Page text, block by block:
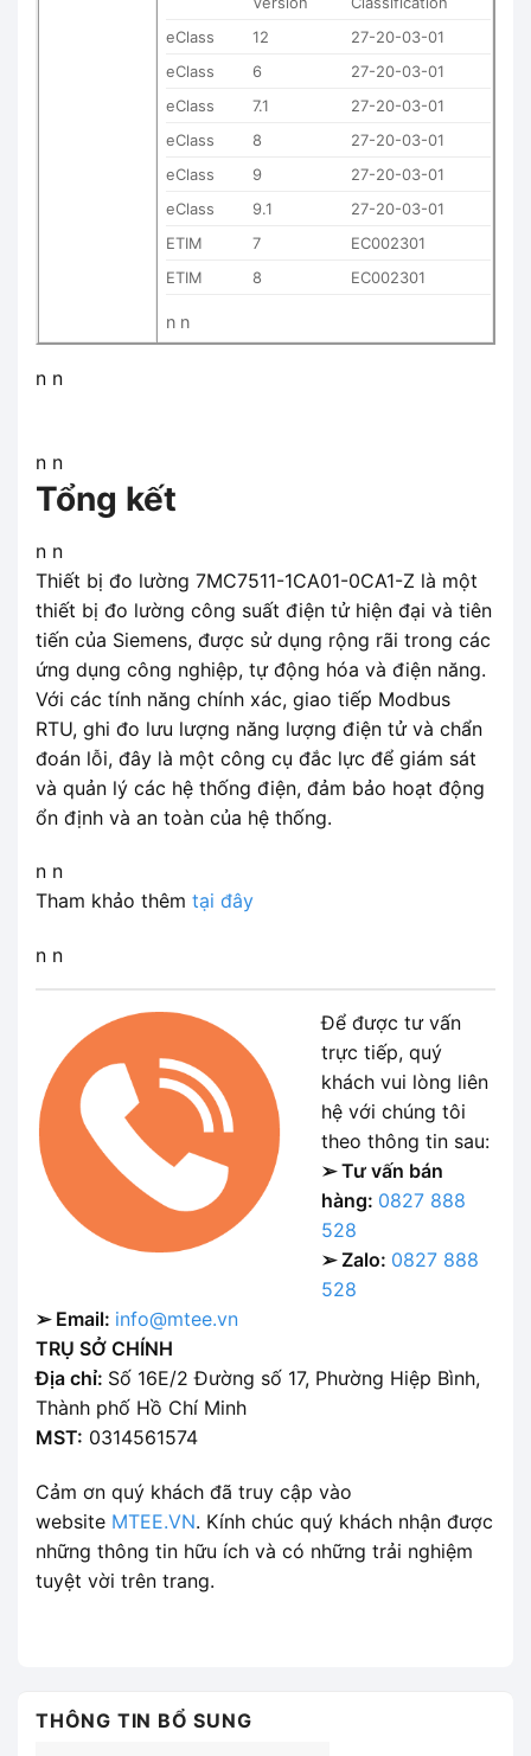
eClass
12
27-20-03-01
eClass
6
27-20-03-01
eClass
7.1
27-20-03-01
eClass
8
27-20-03-01
eClass
9
27-20-03-01
eClass
9.1
27-20-03-01
ETIM
7
EC002301
ETIM
8 EC002301
n n
n n
n n
Tổng kết
n n
Thiết bị đo lường 7MC7511-1CA01-0CA1-Z là một
thiết bị đo lường công suất điện tử hiện đại và tiên
tiến của Siemens, được sử dụng rộng rãi trong các
ứng dụng công nghiệp, tự động hóa và điện năng.
Với các tính năng chính xác, giao tiếp Modbus
RTU, ghi đo lưu lượng năng lượng điện tử và chẩn
đoán lỗi, đây là một công cụ đắc lực để giám sát
và quản lý các hệ thống điện, đảm bảo hoạt động
ổn định và an toàn của hệ thống.
n n
Tham khảo thêm tại đây
n n
Để được tư vấn
trực tiếp, quý
khách vui lòng liên
hệ với chúng tôi
theo thông tin sau:
➢ Tư vấn bán
hàng: 0827 888
528
➢ Zalo: 0827 888
528
➢ Email: info@mtee.vn
TRỤ SỞ CHÍNH
Địa chỉ: Số 16E/2 Đường số 17, Phường Hiệp Bình,
Thành phố Hồ Chí Minh
MST: 0314561574
Cảm ơn quý khách đã truy cập vào
website MTEE.VN. Kính chúc quý khách nhận được
những thông tin hữu ích và có những trải nghiệm
tuyệt vời trên trang.
THÔNG TIN BỔ SUNG